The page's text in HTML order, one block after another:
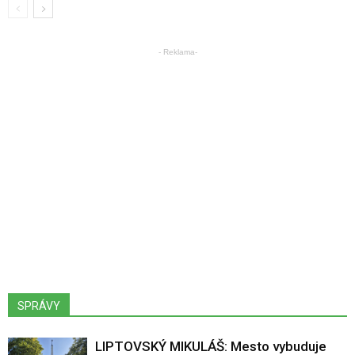
- Reklama-
SPRÁVY
LIPTOVSKÝ MIKULÁŠ: Mesto vybuduje